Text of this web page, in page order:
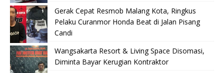
Gerak Cepat Resmob Malang Kota, Ringkus
Pelaku Curanmor Honda Beat di Jalan Pisang
Candi
Wangsakarta Resort & Living Space Disomasi,
Diminta Bayar Kerugian Kontraktor